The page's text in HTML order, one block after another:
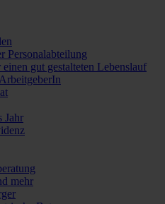
Personalabteilung
gut gestalteten Lebenslauf
Jahr
mehr